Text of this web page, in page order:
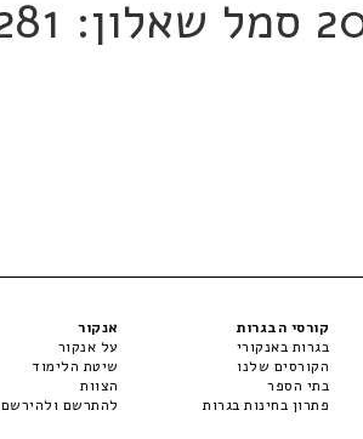
קורסי הבגרות
בגרות באנקורי
הקורסים שלנו
בתי הספר
פתרון בחינות בגרות
אנקור
על אנקור
שיטת הלימוד
הצוות
להתרשם ולהירשם